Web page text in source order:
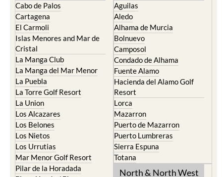
El Carmoli
Islas Menores and Mar de
Cristal
La Manga Club
La Manga del Mar Menor
La Puebla
La Torre Golf Resort
La Union
Los Alcazares
Los Belones
Los Nietos
Los Urrutias
Mar Menor Golf Resort
Pilar de la Horadada
Playa Honda / Playa
Paraiso
Alhama de Murcia
Bolnuevo
Camposol
Condado de Alhama
Fuente Alamo
Hacienda del Alamo Golf
Resort
Lorca
Mazarron
Puerto de Mazarron
Puerto Lumbreras
Sierra Espuna
Totana
North & North West
Murcia